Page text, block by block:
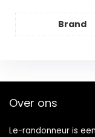
Brand
Over ons
Le-randonneur is